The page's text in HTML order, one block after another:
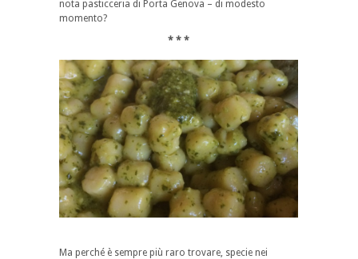
nota pasticceria di Porta Genova – di modesto
momento?
* * *
Ma perché è sempre più raro trovare, specie nei